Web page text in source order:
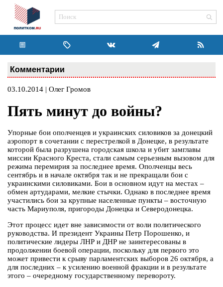
Комментарии
03.10.2014 | Олег Громов
Пять минут до войны?
Упорные бои ополченцев и украинских силовиков за донецкий
аэропорт в сочетании с перестрелкой в Донецке, в результате
которой была разрушена городская школа и убит замглавы
миссии Красного Креста, стали самым серьезным вызовом для
режима перемирия за последнее время. Ополченцы весь
сентябрь и в начале октября так и не прекращали бои с
украинскими силовиками. Бои в основном идут на местах –
обмен артударами, мелкие стычки. Однако в последнее время
участились бои за крупные населенные пункты – восточную
часть Мариуполя, пригороды Донецка и Северодонецка.
Этот процесс идет вне зависимости от воли политического
руководства. И президент Украины Петр Порошенко, и
политические лидеры ЛНР и ДНР не заинтересованы в
продолжении боевой операции, поскольку для первого это
может привести к срыву парламентских выборов 26 октября, а
для последних – к усилению военной фракции и в результате
этого – очередному государственному перевороту.